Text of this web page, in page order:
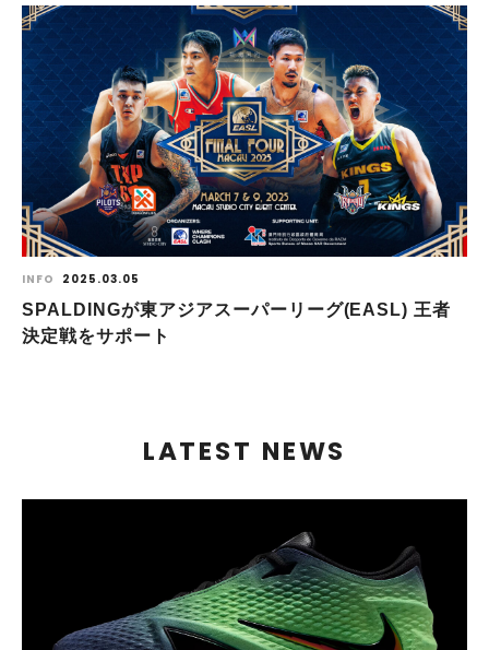
INFO 2025.03.05
SPALDINGが東アジアスーパーリーグ(EASL) 王者
決定戦をサポート
LATEST NEWS